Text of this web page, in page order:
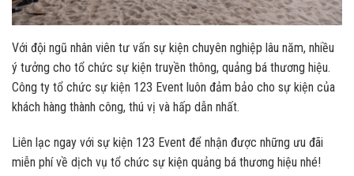
Với đội ngũ nhân viên tư vấn sự kiện chuyên nghiệp lâu năm, nhiều
ý tưởng cho tổ chức sự kiện truyền thông, quảng bá thương hiệu.
Công ty tổ chức sự kiện 123 Event luôn đảm bảo cho sự kiện của
khách hàng thành công, thú vị và hấp dẫn nhất.
Liên lạc ngay với sự kiện 123 Event để nhận được những ưu đãi
miễn phí về dịch vụ tổ chức sự kiện quảng bá thương hiệu nhé!